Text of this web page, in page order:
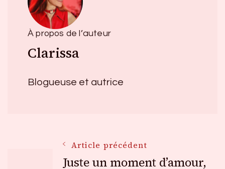
À propos de l’auteur
Clarissa
Blogueuse et autrice
Navigation
Article précédent
Juste un moment d’amour,